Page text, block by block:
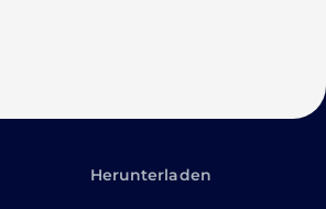
Herunterladen